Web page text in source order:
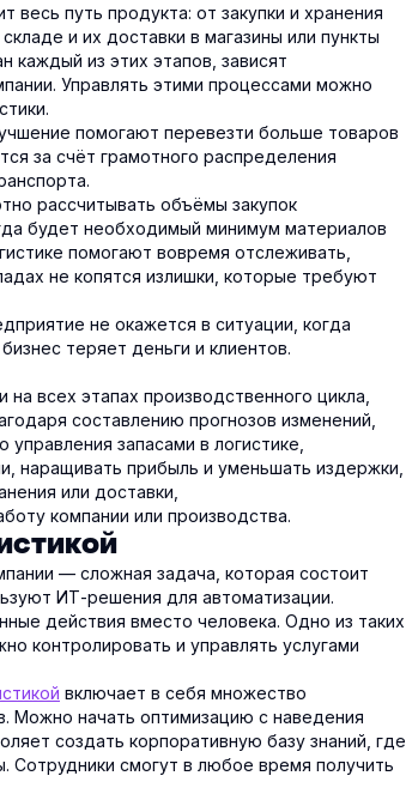
путь продукта: от закупки и хранения
и их доставки в магазины или пункты
каждый из этих этапов, зависят
Управлять этими процессами можно
помогают перевезти больше товаров
за счёт грамотного распределения
рассчитывать объёмы закупок
будет необходимый минимум материалов
помогают вовремя отслеживать,
не копятся излишки, которые требуют
не окажется в ситуации, когда
теряет деньги и клиентов.
всех этапах производственного цикла,
составлению прогнозов изменений,
запасами в логистике,
наращивать прибыль и уменьшать издержки,
или доставки,
компании или производства.
— сложная задача, которая состоит
ИТ-решения для автоматизации.
действия вместо человека. Одно из таких
контролировать и управлять услугами
включает в себя множество
Можно начать оптимизацию с наведения
создать корпоративную базу знаний, где
Сотрудники смогут в любое время получить